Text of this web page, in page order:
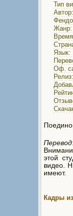
Тип
Автор:
Жанр:
Язык:
Оф.
Релиз:
Перевод:
этой
видео.
имеют.
Кадры